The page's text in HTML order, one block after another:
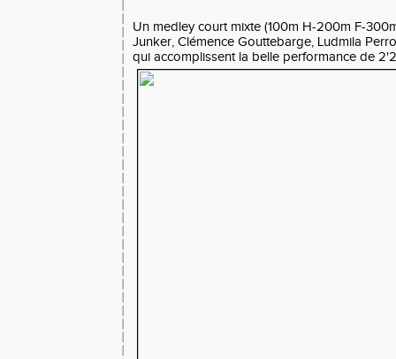
Un medley court mixte (100m H-200m F-
Junker, Clémence Gouttebarge, Ludmila
qui accomplissent la belle performance de